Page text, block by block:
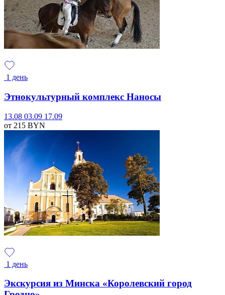
1 день
Этнокультурный комплекс Наносы
13.08 03.09 17.09
от 215 BYN
1 день
Экскурсия из Минска «Королевский город